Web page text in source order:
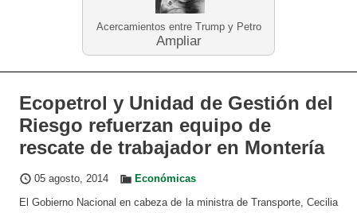
Acercamientos entre Trump y Petro
Ampliar
Ecopetrol y Unidad de Gestión del
Riesgo refuerzan equipo de
rescate de trabajador en Montería
05 agosto, 2014 Económicas
El Gobierno Nacional en cabeza de la ministra de Transporte, Cecilia